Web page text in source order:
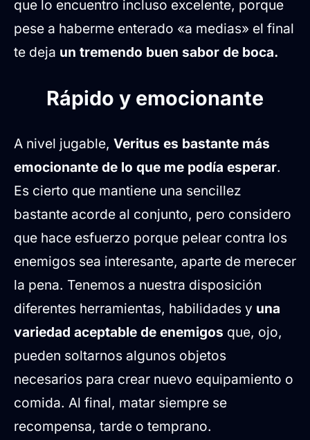
que lo encuentro incluso excelente, porque
pese a haberme enterado «a medias» el final
te deja un tremendo buen sabor de boca.
Rápido y emocionante
A nivel jugable, Veritus es bastante más
emocionante de lo que me podía esperar.
Es cierto que mantiene una sencillez
bastante acorde al conjunto, pero considero
que hace esfuerzo porque pelear contra los
enemigos sea interesante, aparte de merecer
la pena. Tenemos a nuestra disposición
diferentes herramientas, habilidades y una
variedad aceptable de enemigos que, ojo,
pueden soltarnos algunos objetos
necesarios para crear nuevo equipamiento o
comida. Al final, matar siempre se
recompensa, tarde o temprano.